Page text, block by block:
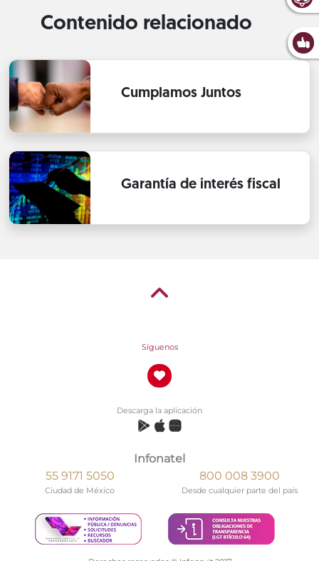
Contenido relacionado
Cumplamos Juntos
Garantía de interés fiscal
Síguenos
Descarga la aplicación
Infonatel
55 9171 5050
Ciudad de México
800 008 3900
Desde cualquier parte del país